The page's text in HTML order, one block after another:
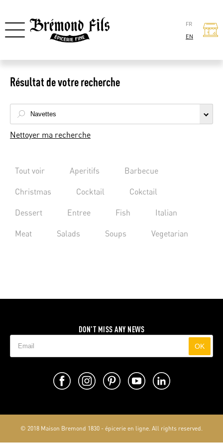
FR
EN
Résultat de votre recherche
Nettoyer ma recherche
Tout voir Aperitifs Barbecue
Christmas Cocktail Cokctail
Dessert Entree Fish Italian
Meat Salads Soups Vegetarian
DON'T MISS ANY NEWS
OK
© 2018 Maison Bremond 1830 - épicerie en ligne. All rights reserved.